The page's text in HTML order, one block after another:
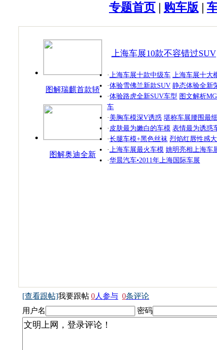
专题首页 | 购车版 |
图解瑞麒首款轿
跑
图解奥迪全新
上海车展10款不容错过SUV
· 上海车展十款中级车
上海车展十大
·体验雪佛兰新款SUV 静态体验全新
·体验路虎全新SUV车型 图文解析
车
· 美胸车模深V诱惑 堪称车展腰围最
· 皮肤最为嫩白的车模 表情最为诱惑
·长腿车模+黑色丝袜 烈焰红唇性感
· 上海车展最火车模 姚明亮相上海车
·华晨汽车•2011年上海国际车展
[查看跟帖]我要跟帖 0人参与 0条评论
用户名
密码